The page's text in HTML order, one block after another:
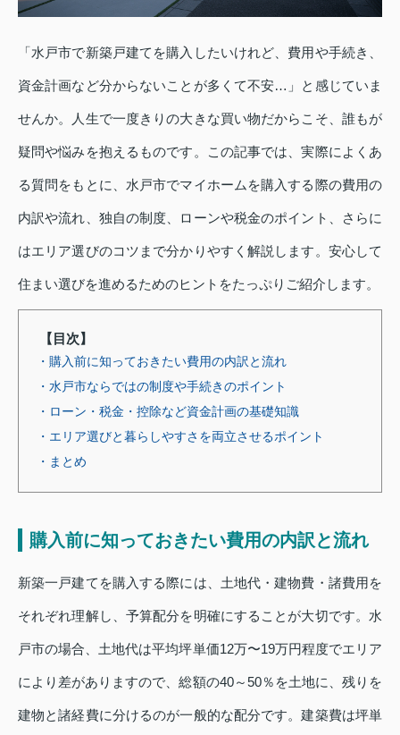
「水戸市で新築戸建てを購入したいけれど、費用や手続き、
資金計画など分からないことが多くて不安…」と感じていま
せんか。人生で一度きりの大きな買い物だからこそ、誰もが
疑問や悩みを抱えるものです。この記事では、実際によくあ
る質問をもとに、水戸市でマイホームを購入する際の費用の
内訳や流れ、独自の制度、ローンや税金のポイント、さらに
はエリア選びのコツまで分かりやすく解説します。安心して
住まい選びを進めるためのヒントをたっぷりご紹介します。
【目次】
・購入前に知っておきたい費用の内訳と流れ
・水戸市ならではの制度や手続きのポイント
・ローン・税金・控除など資金計画の基礎知識
・エリア選びと暮らしやすさを両立させるポイント
・まとめ
購入前に知っておきたい費用の内訳と流れ
新築一戸建てを購入する際には、土地代・建物費・諸費用を
それぞれ理解し、予算配分を明確にすることが大切です。水
戸市の場合、土地代は平均坪単価12万〜19万円程度でエリア
により差がありますので、総額の40～50％を土地に、残りを
建物と諸経費に分けるのが一般的な配分です。建築費は坪単